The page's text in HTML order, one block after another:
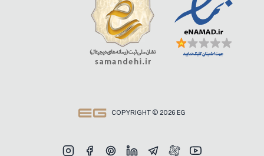
COPYRIGHT © 2026 EG